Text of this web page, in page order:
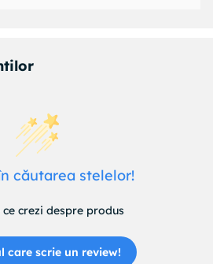
căutarea stelelor!
ce crezi despre produs
care scrie un review!